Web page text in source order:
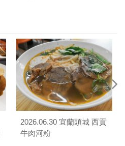
2026.06.30 宜蘭頭城 西貢
牛肉河粉